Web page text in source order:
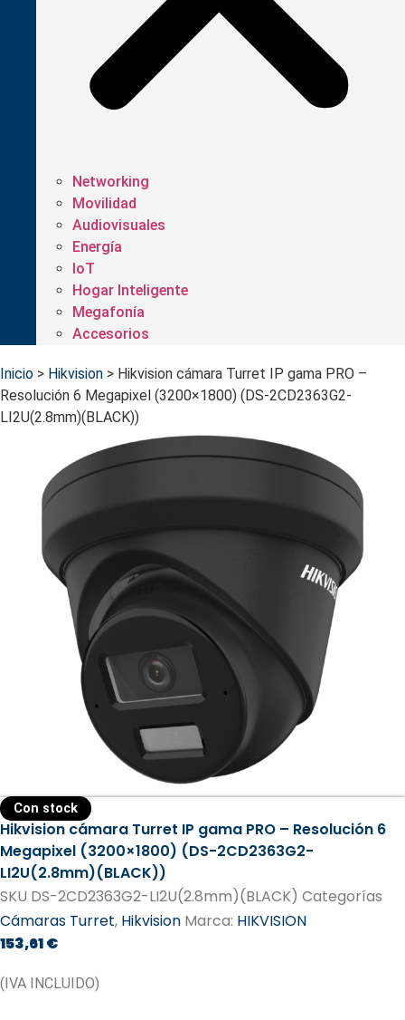
Networking
Movilidad
Audiovisuales
Energía
IoT
Hogar Inteligente
Megafonía
Accesorios
Inicio > Hikvision > Hikvision cámara Turret IP gama PRO –
Resolución 6 Megapixel (3200×1800) (DS-2CD2363G2-
LI2U(2.8mm)(BLACK))
Con stock
Hikvision cámara Turret IP gama PRO – Resolución 6
Megapixel (3200×1800) (DS-2CD2363G2-
LI2U(2.8mm)(BLACK))
SKU DS-2CD2363G2-LI2U(2.8mm)(BLACK) Categorías
Cámaras Turret, Hikvision Marca: HIKVISION
153,61€
(IVA INCLUIDO)